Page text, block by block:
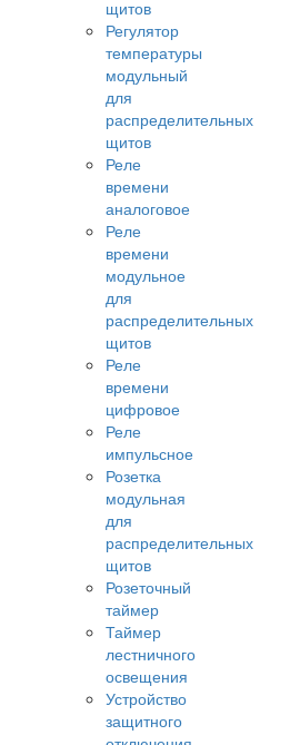
щитов
Регулятор
температуры
модульный
для
распределительных
щитов
Реле
времени
аналоговое
Реле
времени
модульное
для
распределительных
щитов
Реле
времени
цифровое
Реле
импульсное
Розетка
модульная
для
распределительных
щитов
Розеточный
таймер
Таймер
лестничного
освещения
Устройство
защитного